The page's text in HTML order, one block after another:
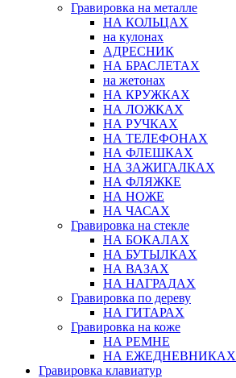
Гравировка на металле
НА КОЛЬЦАХ
на кулонах
АДРЕСНИК
НА БРАСЛЕТАХ
на жетонах
НА КРУЖКАХ
НА ЛОЖКАХ
НА РУЧКАХ
НА ТЕЛЕФОНАХ
НА ФЛЕШКАХ
НА ЗАЖИГАЛКАХ
НА ФЛЯЖКЕ
НА НОЖЕ
НА ЧАСАХ
Гравировка на стекле
НА БОКАЛАХ
НА БУТЫЛКАХ
НА ВАЗАХ
НА НАГРАДАХ
Гравировка по дереву
НА ГИТАРАХ
Гравировка на коже
НА РЕМНЕ
НА ЕЖЕДНЕВНИКАХ
Гравировка клавиатур